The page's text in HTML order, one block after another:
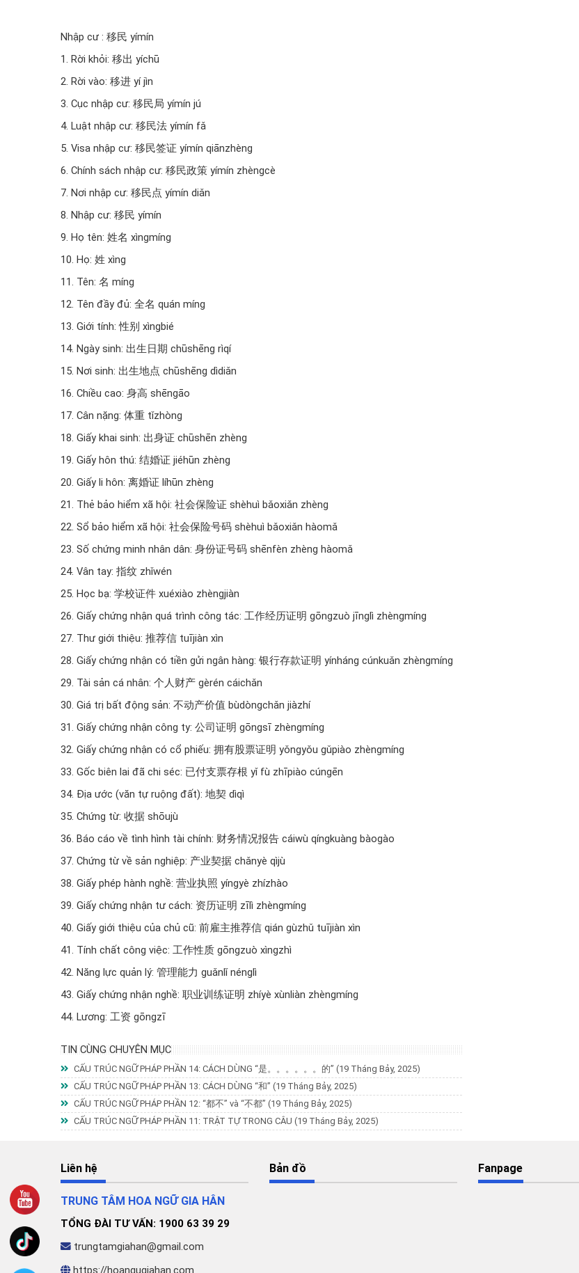
Nhập cư : 移民 yímín
1. Rời khỏi: 移出 yíchū
2. Rời vào: 移进 yí jìn
3. Cục nhập cư: 移民局 yímín jú
4. Luật nhập cư: 移民法 yímín fǎ
5. Visa nhập cư: 移民签证 yímín qiānzhèng
6. Chính sách nhập cư: 移民政策 yímín zhèngcè
7. Nơi nhập cư: 移民点 yímín diǎn
8. Nhập cư: 移民 yímín
9. Họ tên: 姓名 xìngmíng
10. Họ: 姓 xìng
11. Tên: 名 míng
12. Tên đầy đủ: 全名 quán míng
13. Giới tính: 性别 xìngbié
14. Ngày sinh: 出生日期 chūshēng rìqí
15. Nơi sinh: 出生地点 chūshēng dìdiǎn
16. Chiều cao: 身高 shēngāo
17. Cân nặng: 体重 tǐzhòng
18. Giấy khai sinh: 出身证 chūshēn zhèng
19. Giấy hôn thú: 结婚证 jiéhūn zhèng
20. Giấy li hôn: 离婚证 líhūn zhèng
21. Thẻ bảo hiểm xã hội: 社会保险证 shèhuì bǎoxiǎn zhèng
22. Sổ bảo hiểm xã hội: 社会保险号码 shèhuì bǎoxiǎn hàomǎ
23. Số chứng minh nhân dân: 身份证号码 shēnfèn zhèng hàomǎ
24. Vân tay: 指纹 zhǐwén
25. Học bạ: 学校证件 xuéxiào zhèngjiàn
26. Giấy chứng nhận quá trình công tác: 工作经历证明 gōngzuò jīnglì zhèngmíng
27. Thư giới thiệu: 推荐信 tuījiàn xìn
28. Giấy chứng nhận có tiền gửi ngân hàng: 银行存款证明 yínháng cúnkuǎn zhèngmíng
29. Tài sản cá nhân: 个人财产 gèrén cáichǎn
30. Giá trị bất động sản: 不动产价值 bùdòngchǎn jiàzhí
31. Giấy chứng nhận công ty: 公司证明 gōngsī zhèngmíng
32. Giấy chứng nhận có cổ phiếu: 拥有股票证明 yǒngyǒu gǔpiào zhèngmíng
33. Gốc biên lai đã chi séc: 已付支票存根 yǐ fù zhīpiào cúngēn
34. Địa ước (văn tự ruộng đất): 地契 dìqì
35. Chứng từ: 收据 shōujù
36. Báo cáo về tình hình tài chính: 财务情况报告 cáiwù qíngkuàng bàogào
37. Chứng từ về sản nghiệp: 产业契据 chǎnyè qìjù
38. Giấy phép hành nghề: 营业执照 yíngyè zhízhào
39. Giấy chứng nhận tư cách: 资历证明 zīlì zhèngmíng
40. Giấy giới thiệu của chủ cũ: 前雇主推荐信 qián gùzhǔ tuījiàn xìn
41. Tính chất công việc: 工作性质 gōngzuò xìngzhì
42. Năng lực quản lý: 管理能力 guǎnlǐ nénglì
43. Giấy chứng nhận nghề: 职业训练证明 zhíyè xùnliàn zhèngmíng
44. Lương: 工资 gōngzī
TIN CÙNG CHUYÊN MỤC
CẤU TRÚC NGỮ PHÁP PHẦN 14: CÁCH DÙNG “是。。。。。。的” (19 Tháng Bảy, 2025)
CẤU TRÚC NGỮ PHÁP PHẦN 13: CÁCH DÙNG “和” (19 Tháng Bảy, 2025)
CẤU TRÚC NGỮ PHÁP PHẦN 12: “都不” và “不都” (19 Tháng Bảy, 2025)
CẤU TRÚC NGỮ PHÁP PHẦN 11: TRẬT TỰ TRONG CÂU (19 Tháng Bảy, 2025)
Liên hệ
TRUNG TÂM HOA NGỮ GIA HÂN
TỔNG ĐÀI TƯ VẤN: 1900 63 39 29
trungtamgiahan@gmail.com
https://hoangugiahan.com
Bản đồ Fanpage